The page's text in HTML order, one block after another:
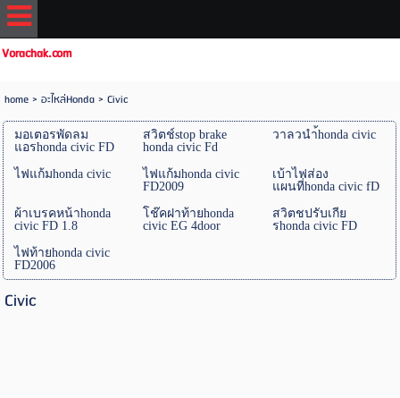
Vorachak.com
home> อะไหล่Honda> Civic
มอเตอรพัดลม
แอรhonda civic FD
สวิตช์stop brake
honda civic Fd
วาลวนำ้honda civic
ไฟแก้มhonda civic
ไฟแก้มhonda civic
FD2009
เบ้าไฟส่อง
แผนที่honda civic fD
ผ้าเบรคหน้าhonda
civic FD 1.8
โช๊คฝาท้ายhonda
civic EG 4door
สวิตชปรับเกีย
รhonda civic FD
ไฟท้ายhonda civic
FD2006
Civic